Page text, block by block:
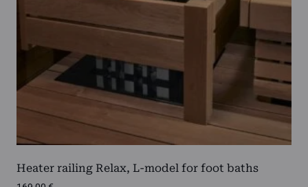
Heater railing Relax, L-model for foot baths